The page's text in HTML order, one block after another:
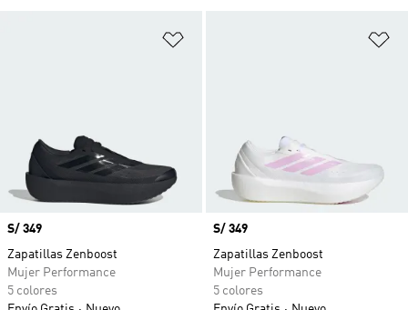
Precio
S/ 349
Zapatillas Zenboost
Mujer Performance
5 colores
Precio
S/ 349
Zapatillas Zenboost
Mujer Performance
5 colores